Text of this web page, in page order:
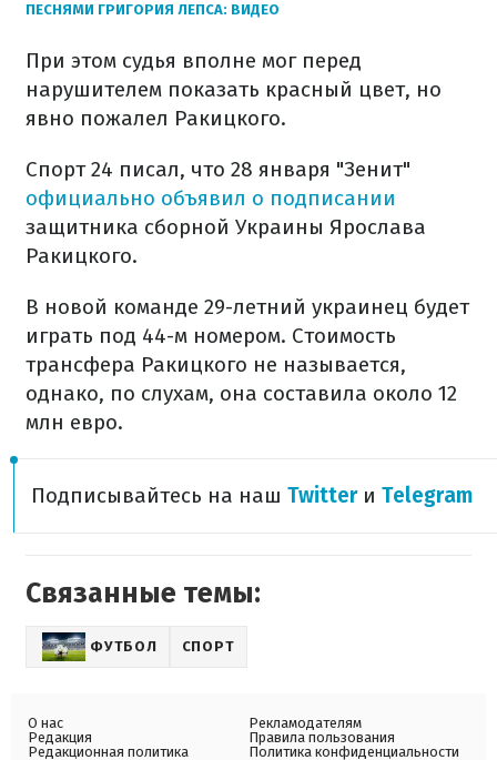
ПЕСНЯМИ ГРИГОРИЯ ЛЕПСА: ВИДЕО
При этом судья вполне мог перед
нарушителем показать красный цвет, но
явно пожалел Ракицкого.
Спорт 24 писал, что 28 января "Зенит"
официально объявил о подписании
защитника сборной Украины Ярослава
Ракицкого.
В новой команде 29-летний украинец будет
играть под 44-м номером. Стоимость
трансфера Ракицкого не называется,
однако, по слухам, она составила около 12
млн евро.
Подписывайтесь на наш Twitterи Telegram
Связанные темы:
ФУТБОЛ СПОРТ
О нас
Редакция
Редакционная политика
Рекламодателям
Правила пользования
Политика конфиденциальности